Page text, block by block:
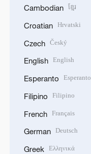
Cambodian ខ្មែរ
Croatian Hrvatski
Czech Český
English English
Esperanto Esperanto
Filipino Filipino
French Français
German Deutsch
Greek Ελληνικά